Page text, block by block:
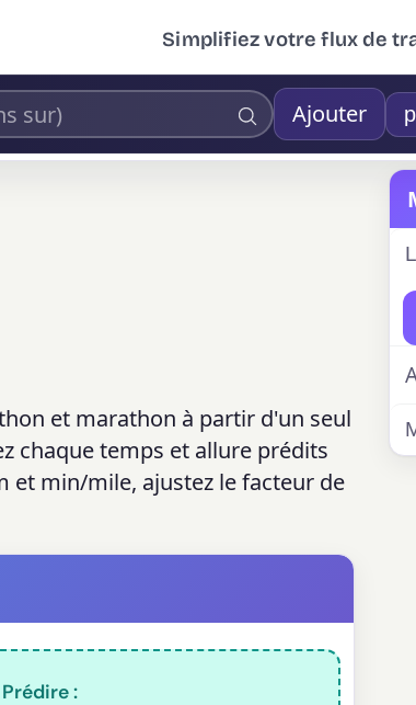
Simplifiez votre flux de
Ajouter
et marathon à partir d'un seul
chaque temps et allure prédits
et min/mile, ajustez le facteur de
: